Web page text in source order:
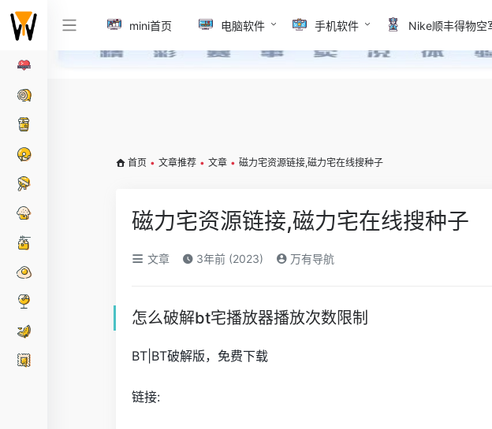
mini首页 电脑软件 手机软件 Nike顺丰得物空
首页 • 文章推荐 • 文章 • 磁力宅资源链接,磁力宅在线搜种子
磁力宅资源链接,磁力宅在线搜种子
文章 3年前 (2023) 万有导航
怎么破解bt宅播放器播放次数限制
BT|BT破解版，免费下载
链接: